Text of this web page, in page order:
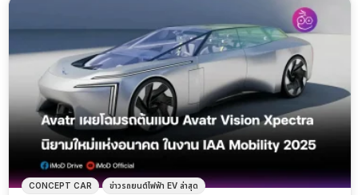
CONCEPT CAR ข่าวรถยนต์ไฟฟ้า EV ล่าสุด